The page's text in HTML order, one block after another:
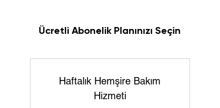
Ücretli Abonelik Planınızı Seçin
Haftalık Hemşire Bakım
Hizmeti